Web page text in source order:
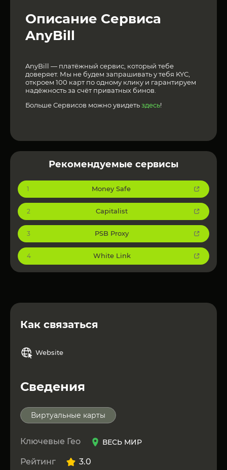
Описание Сервиса
AnyBill
AnyBill — платёжный сервис, который тебе
доверяет. Мы не будем запрашивать у тебя KYC,
откроем 100 карт по одному клику и гарантируем
надёжность за счёт приватных бинов.
Больше Сервисов можно увидетьздесь!
Рекомендуемые сервисы
1 Money Safe
2 Capitalist
3 PSB Proxy
4 White Link
Как связаться
Website
Сведения
Виртуальные карты
Ключевые Гео ВЕСЬ МИР
Рейтинг 3.0